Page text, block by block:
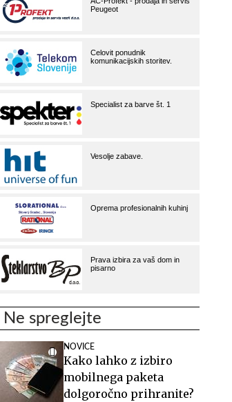
Ne spreglejte
NOVICE
Kako lahko z izbiro
mobilnega paketa
dolgoročno prihranite?